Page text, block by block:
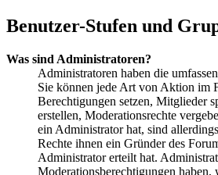
Benutzer-Stufen und
Was sind Administratoren?
Administratoren haben die
Sie können jede Art von Aktion im
Berechtigungen setzen, Mitglieder
erstellen, Moderationsrechte
ein Administrator hat, sind
Rechte ihnen ein Gründer des
Administrator erteilt hat.
Moderationsberechtigungen haben,